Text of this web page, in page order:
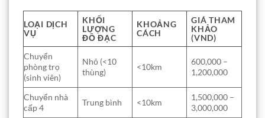
LOẠI DỊCH
VỤ
KHỐI
LƯỢNG
ĐỒ ĐẠC
KHOẢNG
CÁCH
GIÁ THAM
KHẢO
(VND)
Chuyển
phòng trọ
(sinh viên)
Nhỏ (<10
thùng)
<10km
600,000 –
1,200,000
Chuyển nhà
cấp 4
Trung bình <10km
1,500,000 –
3,000,000